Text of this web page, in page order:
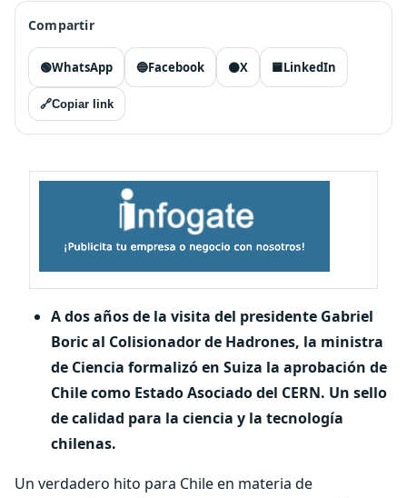
Compartir
🟢WhatsApp 🔵Facebook ⚫X 🟦LinkedIn
🔗Copiar link
A dos años de la visita del presidente Gabriel
Boric al Colisionador de Hadrones, la ministra
de Ciencia formalizó en Suiza la aprobación de
Chile como Estado Asociado del CERN. Un sello
de calidad para la ciencia y la tecnología
chilenas.
Un verdadero hito para Chile en materia de